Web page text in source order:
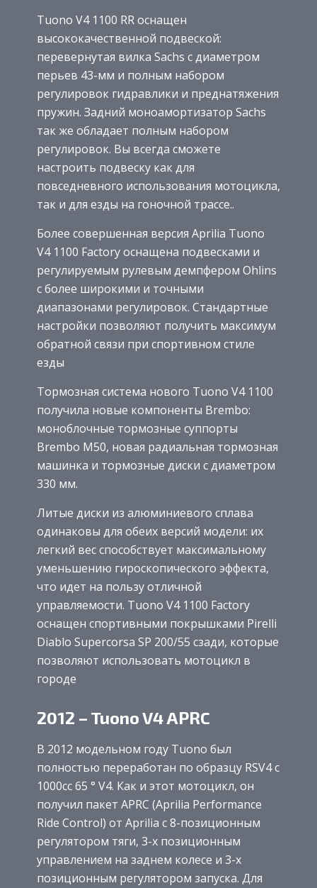
Tuono V4 1100 RR оснащен
высококачественной подвеской:
перевернутая вилка Sachs с диаметром
перьев 43-мм и полным набором
регулировок гидравлики и преднатяжения
пружин. Задний моноамортизатор Sachs
так же обладает полным набором
регулировок. Вы всегда сможете
настроить подвеску как для
повседневного использования мотоцикла,
так и для езды на гоночной трассе..
Более совершенная версия Aprilia Tuono
V4 1100 Factory оснащена подвесками и
регулируемым рулевым демпфером Ohlins
с более широкими и точными
диапазонами регулировок. Стандартные
настройки позволяют получить максимум
обратной связи при спортивном стиле
езды
Тормозная система нового Tuono V4 1100
получила новые компоненты Brembo:
моноблочные тормозные суппорты
Brembo M50, новая радиальная тормозная
машинка и тормозные диски с диаметром
330 мм.
Литые диски из алюминиевого сплава
одинаковы для обеих версий модели: их
легкий вес способствует максимальному
уменьшению гироскопического эффекта,
что идет на пользу отличной
управляемости. Tuono V4 1100 Factory
оснащен спортивными покрышками Pirelli
Diablo Supercorsa SP 200/55 сзади, которые
позволяют использовать мотоцикл в
городе
2012 – Tuono V4 APRC
В 2012 модельном году Tuono был
полностью переработан по образцу RSV4 с
1000cc 65 ° V4. Как и этот мотоцикл, он
получил пакет APRC (Aprilia Performance
Ride Control) от Aprilia с 8-позиционным
регулятором тяги, 3-х позиционным
управлением на заднем колесе и 3-х
позиционным регулятором запуска. Для